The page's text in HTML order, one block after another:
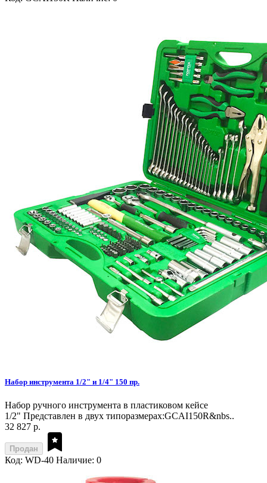
Набор инструмента 1/2" и 1/4" 150 пр.
Набор ручного инструмента в пластиковом кейсе
1/2" Представлен в двух типоразмерах:GCAI150R&nbs..
32 827 р.
Продан
Код: WD-40 Наличие: 0